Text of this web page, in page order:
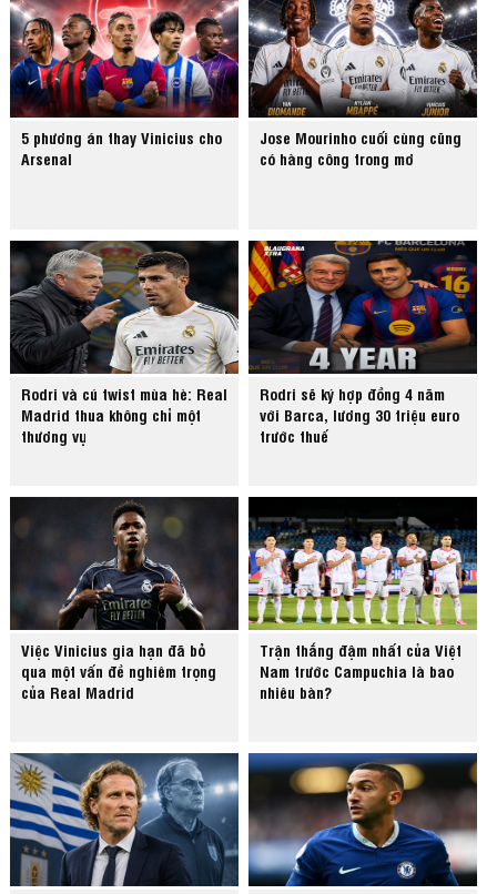
5 phương án thay Vinicius cho
Arsenal
Jose Mourinho cuối cùng cũng
có hàng công trong mơ
Rodri và cú twist mùa hè: Real
Madrid thua không chỉ một
thương vụ
Rodri sẽ ký hợp đồng 4 năm
với Barca, lương 30 triệu euro
trước thuế
Việc Vinicius gia hạn đã bỏ
qua một vấn đề nghiêm trọng
của Real Madrid
Trận thắng đậm nhất của Việt
Nam trước Campuchia là bao
nhiêu bàn?